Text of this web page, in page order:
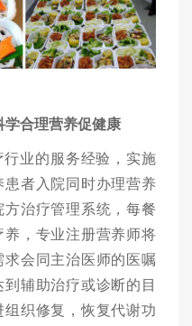
学合理营养促健康
业的服务经验，实施
者入院同时办理营养
治疗管理系统，每餐
养，专业注册营养师将
会同主治医师的医嘱
到辅助治疗或诊断的目
织修复，恢复代谢功